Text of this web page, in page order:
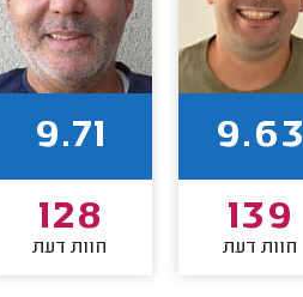
9.63
139
חוות דעת
9.71
128
חוות דעת